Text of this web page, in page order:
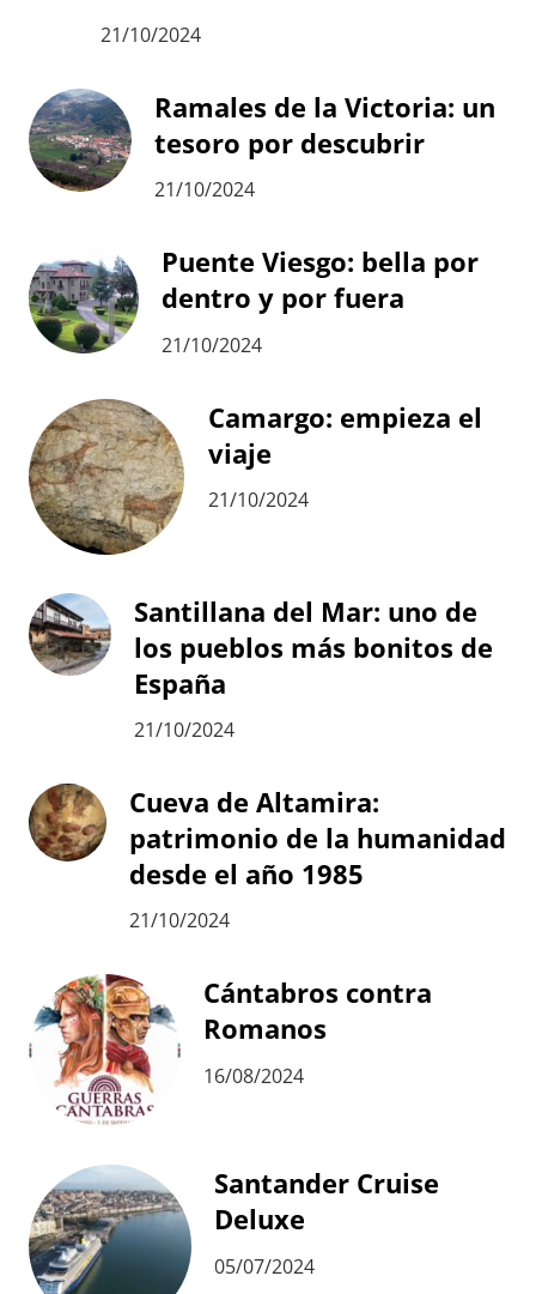
21/10/2024
Ramales de la Victoria: un
tesoro por descubrir
21/10/2024
Puente Viesgo: bella por
dentro y por fuera
21/10/2024
Camargo: empieza el
viaje
21/10/2024
Santillana del Mar: uno de
los pueblos más bonitos de
España
21/10/2024
Cueva de Altamira:
patrimonio de la humanidad
desde el año 1985
21/10/2024
Cántabros contra
Romanos
16/08/2024
Santander Cruise
Deluxe
05/07/2024